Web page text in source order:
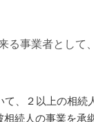
事業者として
て、２以上の相続
続人の事業を承